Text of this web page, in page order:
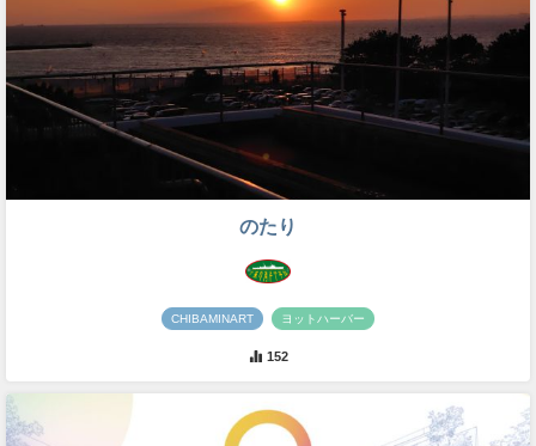
のたり
CHIBAMINART ヨットハーバー
152